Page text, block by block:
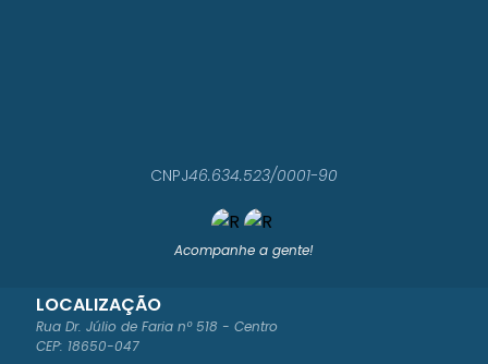
Acompanhe a gente!
LOCALIZAÇÃO
Rua Dr. Júlio de Faria nº 518 - Centro
CEP: 18650-047
CNPJ46.634.523/0001-90